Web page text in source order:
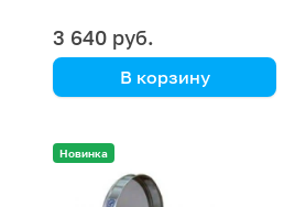
3 640 руб.
В корзину
Новинка